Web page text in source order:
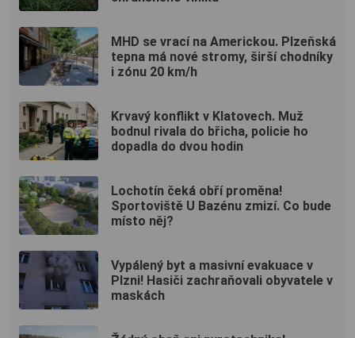
MHD se vrací na Americkou. Plzeňská
tepna má nové stromy, širší chodníky
i zónu 20 km/h
Krvavý konflikt v Klatovech. Muž
bodnul rivala do břicha, policie ho
dopadla do dvou hodin
Lochotín čeká obří proměna!
Sportoviště U Bazénu zmizí. Co bude
místo něj?
Vypálený byt a masivní evakuace v
Plzni! Hasiči zachraňovali obyvatele v
maskách